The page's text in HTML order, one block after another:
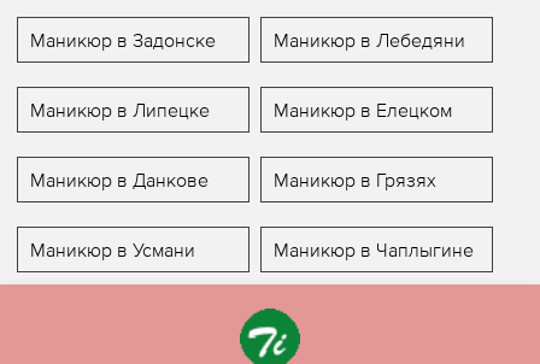
Маникюр в Задонске Маникюр в Лебедяни
Маникюр в Липецке Маникюр в Елецком
Маникюр в Данкове Маникюр в Грязях
Маникюр в Усмани Маникюр в Чаплыгине